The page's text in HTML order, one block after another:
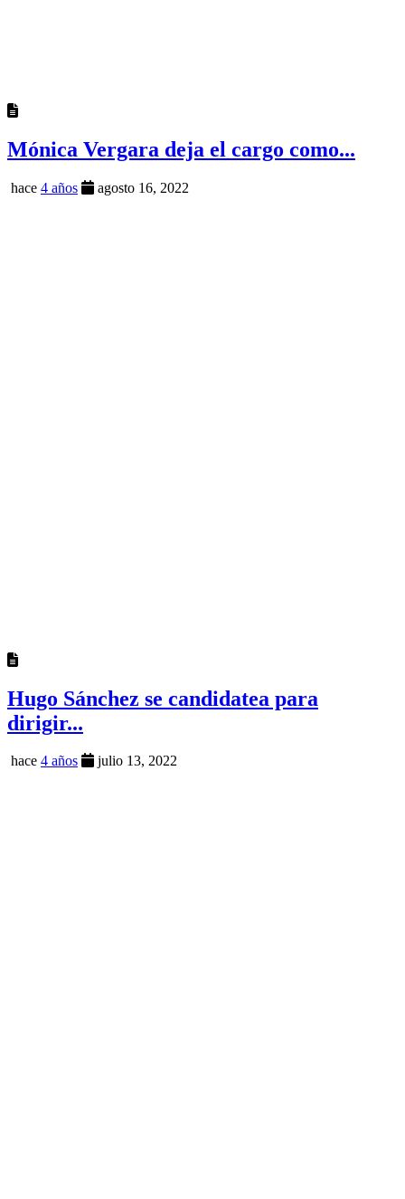
Mónica Vergara deja el cargo como...
hace 4 años agosto 16, 2022
Hugo Sánchez se candidatea para
dirigir...
hace 4 años julio 13, 2022